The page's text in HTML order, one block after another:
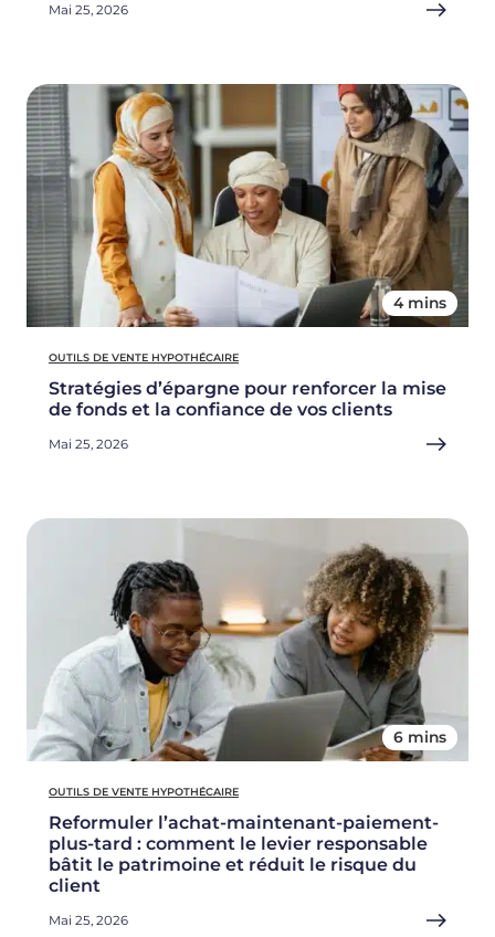
Mai 25, 2026
4 mins
OUTILS DE VENTE HYPOTHÉCAIRE
Stratégies d’épargne pour renforcer la mise
de fonds et la confiance de vos clients
Mai 25, 2026
6 mins
OUTILS DE VENTE HYPOTHÉCAIRE
Reformuler l’achat-maintenant-paiement-
plus-tard : comment le levier responsable
bâtit le patrimoine et réduit le risque du
client
Mai 25, 2026